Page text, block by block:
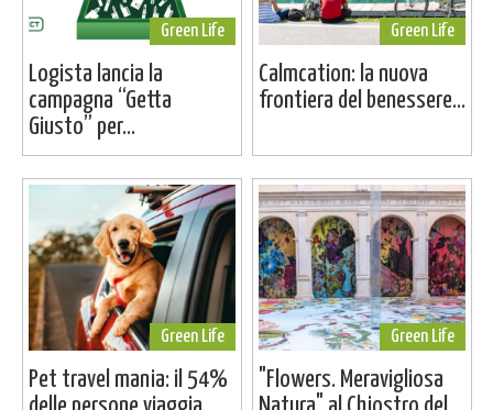
Green Life
Logista lancia la
campagna “Getta
Giusto” per...
Green Life
Calmcation: la nuova
frontiera del benessere...
Green Life
Pet travel mania: il 54%
Green Life
"Flowers. Meravigliosa